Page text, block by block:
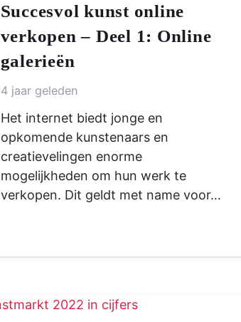
Succesvol kunst online
verkopen – Deel 1: Online
galerieën
4 jaar geleden
Het internet biedt jonge en
opkomende kunstenaars en
creatievelingen enorme
mogelijkheden om hun werk te
verkopen. Dit geldt met name voor…